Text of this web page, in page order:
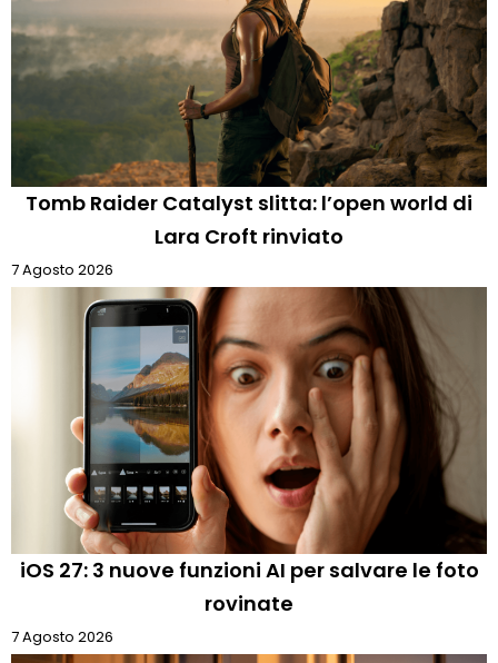
Tomb Raider Catalyst slitta: l’open world di
Lara Croft rinviato
7 Agosto 2026
iOS 27: 3 nuove funzioni AI per salvare le foto
rovinate
7 Agosto 2026